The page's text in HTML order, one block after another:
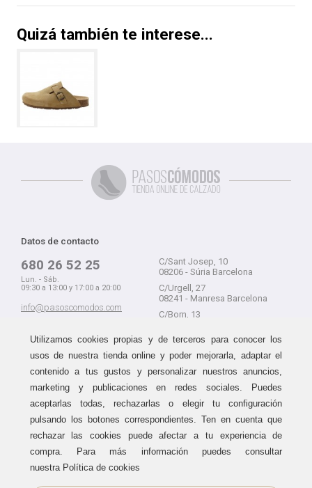
Quizá también te interese...
Datos de contacto
680 26 52 25
Lun. - Sáb.
09:30 a 13:00 y 17:00 a 20:00
info@pasoscomodos.com
C/Sant Josep, 10
08206 - Súria Barcelona
C/Urgell, 27
08241 - Manresa Barcelona
C/Born, 13
Guía de compra
Métodos de envío
Área de clientes
Devolución sin problemas
Haz tus compras sin miedo a
equivocarte:
aceptamos devolucionesdurante
15 días.
Utilizamos cookies propias y de terceros para conocer los
usos de nuestra tienda online y poder mejorarla, adaptar el
contenido a tus gustos y personalizar nuestros anuncios,
marketing y publicaciones en redes sociales. Puedes
aceptarlas todas, rechazarlas o elegir tu configuración
pulsando los botones correspondientes. Ten en cuenta que
rechazar las cookies puede afectar a tu experiencia de
compra. Para más información puedes consultar
nuestra Política de cookies